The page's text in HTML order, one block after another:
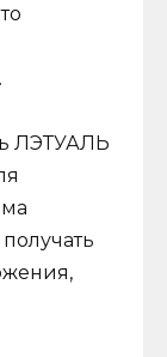
ЛЭТУАЛЬ